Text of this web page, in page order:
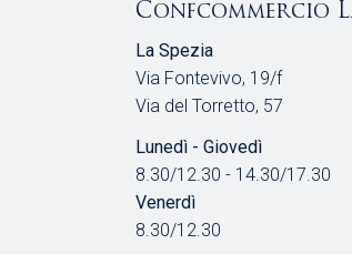
Confcommercio
La Spezia
Via Fontevivo, 19/f
Via del Torretto, 57
Lunedì - Giovedì
8.30/12.30 - 14.30/17.30
Venerdì
8.30/12.30